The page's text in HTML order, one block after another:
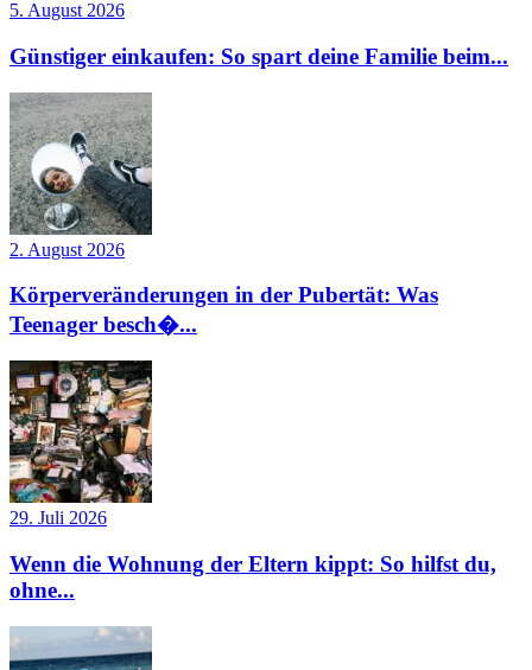
5. August 2026
Günstiger einkaufen: So spart deine Familie beim...
2. August 2026
Körperveränderungen in der Pubertät: Was
Teenager besch�...
29. Juli 2026
Wenn die Wohnung der Eltern kippt: So hilfst du,
ohne...